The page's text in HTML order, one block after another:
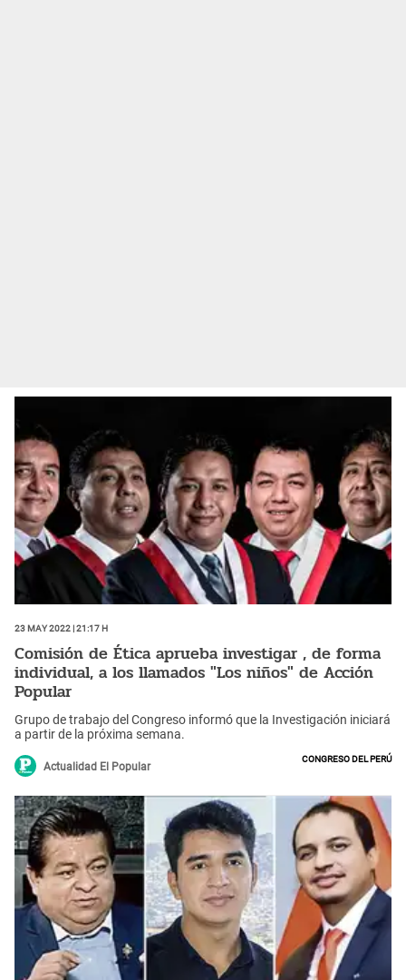
23 May 2022 | 21:17 h
Comisión de Ética aprueba investigar , de forma
individual, a los llamados "Los niños" de Acción
Popular
Grupo de trabajo del Congreso informó que la Investigación iniciará
a partir de la próxima semana.
Actualidad El Popular
Congreso del Perú